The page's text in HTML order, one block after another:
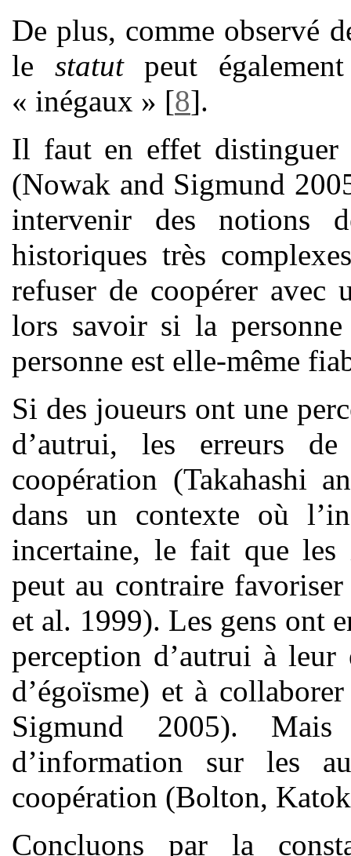
De plus, comme observé
le statutpeut également
« inégaux » [8].
Il faut en effet distinguer
(Nowak and Sigmund
intervenir des notions
historiques très
refuser de coopérer avec
lors savoir si la
personne est elle-même
Si des joueurs ont une
d’autrui, les erreurs
coopération (Takahashi
dans un contexte où
incertaine, le fait que les
peut au contraire
et al. 1999). Les gens ont
perception d’autrui à leur
d’égoïsme) et à
Sigmund 2005).
d’information sur les
coopération (Bolton,
Concluons par la